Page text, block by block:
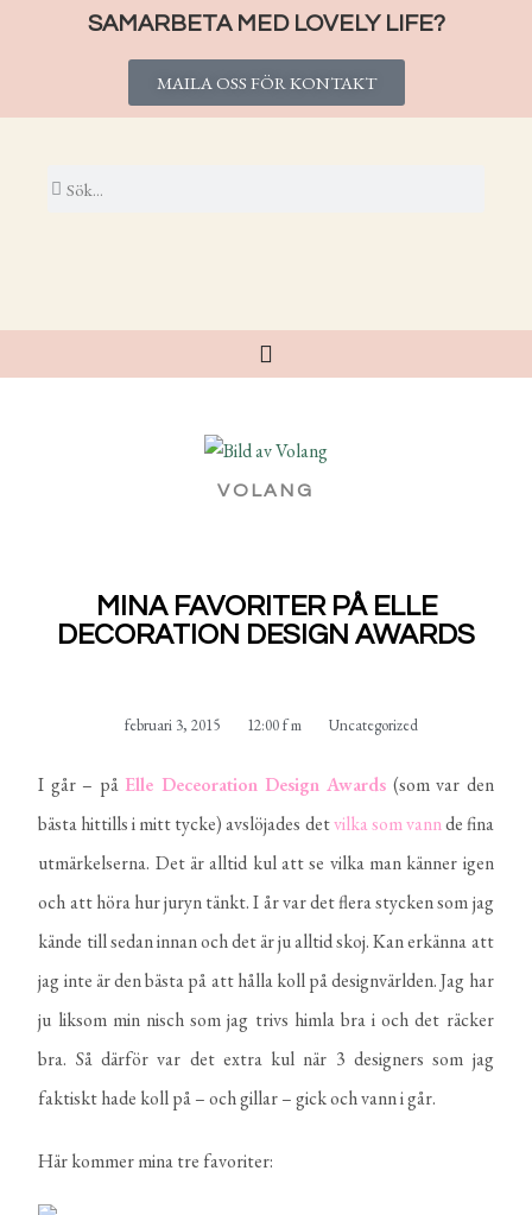
SAMARBETA MED LOVELY LIFE?
MAILA OSS FÖR KONTAKT
VOLANG
MINA FAVORITER PÅ ELLE
DECORATION DESIGN AWARDS
februari 3, 2015 12:00 f m Uncategorized
I går – på Elle Deceoration Design Awards (som var den
bästa hittills i mitt tycke) avslöjades detvilka som vannde fina
utmärkelserna. Det är alltid kul att se vilka man känner igen
och att höra hur juryn tänkt. I år var det flera stycken som jag
kände till sedan innan och det är ju alltid skoj. Kan erkänna att
jag inte är den bästa på att hålla koll på designvärlden. Jag har
ju liksom min nisch som jag trivs himla bra i och det räcker
bra. Så därför var det extra kul när 3 designers som jag
faktiskt hade koll på – och gillar – gick och vann i går.
Här kommer mina tre favoriter: